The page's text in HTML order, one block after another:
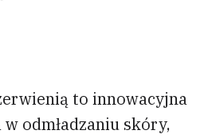
to innowacyjna
odmładzaniu skóry,